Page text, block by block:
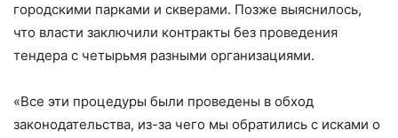
городскими парками и скверами. Позже выяснилось,
что власти заключили контракты без проведения
тендера с четырьмя разными организациями.
«Все эти процедуры были проведены в обход
законодательства, из-за чего мы обратились с исками о